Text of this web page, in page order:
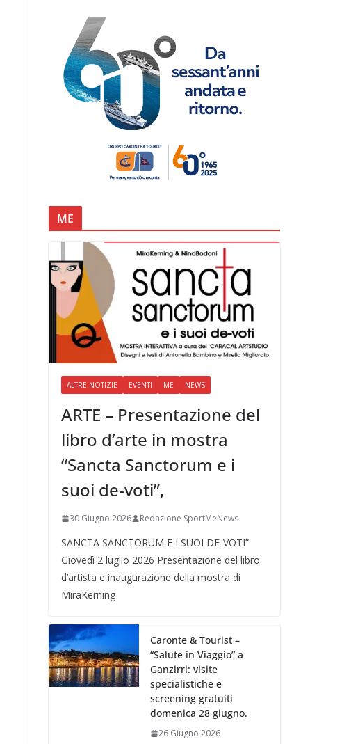
ME
ALTRE NOTIZIE EVENTI ME NEWS
ARTE – Presentazione del
libro d’arte in mostra
“Sancta Sanctorum e i
suoi de-voti”,
30 Giugno 2026 Redazione SportMeNews
SANCTA SANCTORUM E I SUOI DE-VOTI”
Giovedì 2 luglio 2026 Presentazione del libro
d’artista e inaugurazione della mostra di
MiraKerning
Caronte & Tourist –
“Salute in Viaggio” a
Ganzirri: visite
specialistiche e
screening gratuiti
domenica 28 giugno.
26 Giugno 2026